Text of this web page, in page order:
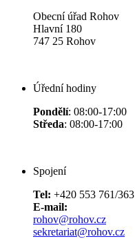
Obecní úřad Rohov
Hlavní 180
747 25 Rohov
Úřední hodiny
Pondělí: 08:00-17:00
Středa: 08:00-17:00
Spojení
Tel: +420 553 761/363
E-mail:
rohov@rohov.cz
sekretariat@rohov.cz